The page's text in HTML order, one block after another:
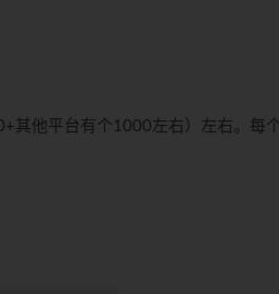
他平台有个1000左右）左右。每